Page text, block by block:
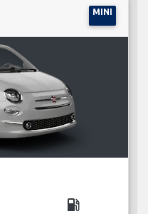
MINI
local_gas_station